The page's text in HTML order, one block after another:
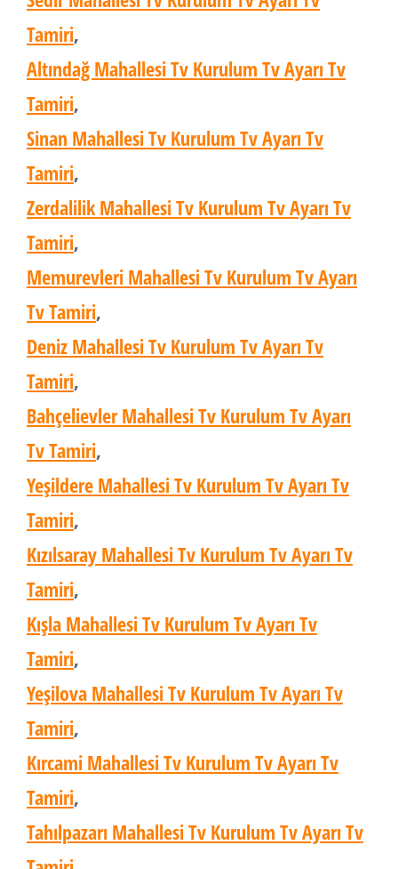
Tamiri,
Altındağ Mahallesi Tv Kurulum Tv Ayarı Tv
Tamiri,
Sinan Mahallesi Tv Kurulum Tv Ayarı Tv
Tamiri,
Zerdalilik Mahallesi Tv Kurulum Tv Ayarı Tv
Tamiri,
Memurevleri Mahallesi Tv Kurulum Tv Ayarı
Tv Tamiri,
Deniz Mahallesi Tv Kurulum Tv Ayarı Tv
Tamiri,
Bahçelievler Mahallesi Tv Kurulum Tv Ayarı
Tv Tamiri,
Yeşildere Mahallesi Tv Kurulum Tv Ayarı Tv
Tamiri,
Kızılsaray Mahallesi Tv Kurulum Tv Ayarı Tv
Tamiri,
Kışla Mahallesi Tv Kurulum Tv Ayarı Tv
Tamiri,
Yeşilova Mahallesi Tv Kurulum Tv Ayarı Tv
Tamiri,
Kırcami Mahallesi Tv Kurulum Tv Ayarı Tv
Tamiri,
Tahılpazarı Mahallesi Tv Kurulum Tv Ayarı Tv